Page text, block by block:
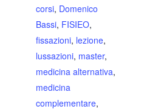
corsi, Domenico
Bassi, FISIEO,
fissazioni, lezione,
lussazioni, master,
medicina alternativa,
medicina
complementare,